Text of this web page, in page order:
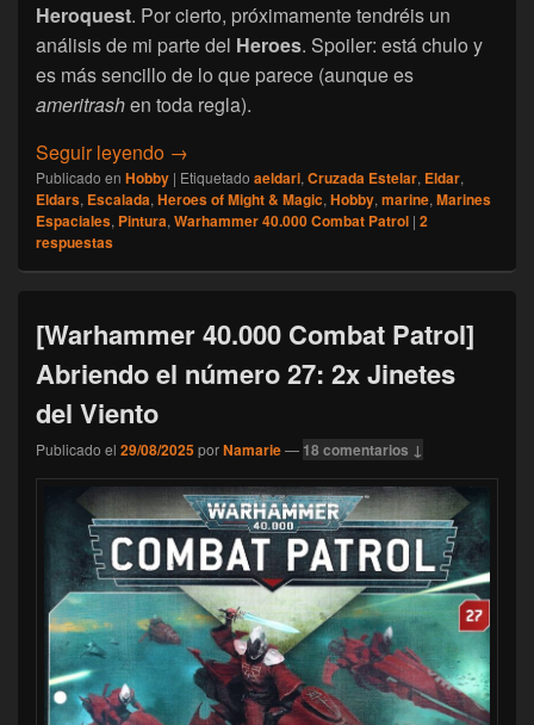
Heroquest. Por cierto, próximamente tendréis un
análisis de mi parte del Heroes. Spoiler: está chulo y
es más sencillo de lo que parece (aunque es
ameritrashen toda regla).
Seguir leyendo [Escalada] Namarie, Agosto 2025
→
Publicado en Hobby | Etiquetado aeldari, Cruzada Estelar, Eldar,
Eldars, Escalada, Heroes of Might & Magic, Hobby, marine, Marines
Espaciales, Pintura, Warhammer 40.000 Combat Patrol | 2
respuestas
[Warhammer 40.000 Combat Patrol]
Abriendo el número 27: 2x Jinetes
del Viento
Publicado el 29/08/2025porNamarie— 18 comentarios ↓